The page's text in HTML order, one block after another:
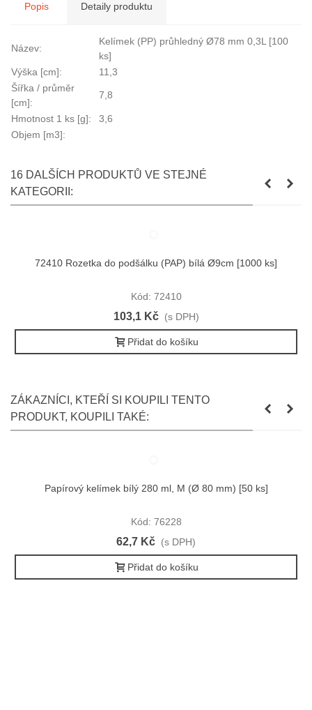
Popis Detaily produktu
Název:
Kelímek (PP) průhledný Ø78 mm 0,3L [100
ks]
Výška [cm]:
11,3
Šířka / průměr
[cm]:
7,8
Hmotnost 1 ks [g]:
3,6
Objem [m3]:
16 DALŠÍCH PRODUKTŮ VE STEJNÉ
KATEGORII:
72410 Rozetka do podšálku (PAP) bílá Ø9cm [1000 ks]
Kód: 72410
103,1 Kč (s DPH)
Přidat do košíku
ZÁKAZNÍCI, KTEŘÍ SI KOUPILI TENTO
PRODUKT, KOUPILI TAKÉ:
Papírový kelímek bílý 280 ml, M (Ø 80 mm) [50 ks]
Kód: 76228
62,7 Kč (s DPH)
Přidat do košíku